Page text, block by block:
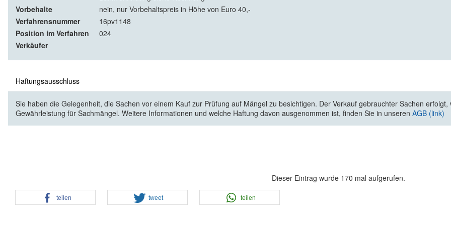
Vorbehalte
nein, nur Vorbehaltspreis in Höhe von Euro 40,-
Verfahrensnummer
16pv1148
Position im Verfahren
024
Verkäufer
Haftungsausschluss
Sie haben die Gelegenheit, die Sachen vor einem Kauf zur Prüfung auf Mängel zu besichtigen. Der Verkauf gebrauchter Sachen
Gewährleistung für Sachmängel. Weitere Informationen und welche Haftung davon ausgenommen ist, finden Sie in unseren AGB (link)
Dieser Eintrag wurde 170 mal aufgerufen.
teilen tweet teilen